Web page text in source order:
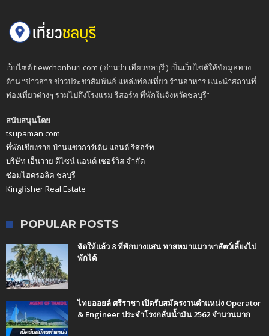
เว็บไซต์ tiewchonburi.com ( อ่านว่า เที่ยวชลบุรี ) เป็นเว็บไซต์ให้ข้อมูลทาง
ด้าน “ข่าวสาร ข่าวประชาสัมพันธ์ แหล่งท่องเที่ยว ร้านอาหาร แนะนำสถานที่
ท่องเที่ยวต่างๆ รวมไปถึงโรงแรม รีสอร์ท ที่พักในจังหวัดชลบุรี”
สนับสนุนโดย
tsupaman.com
ที่พักเชียงราย บ้านแซวการ์เด้น แอนด์ รีสอร์ท
บริษัท เอ็นวาย ดีไซน์ แอนด์ เซอร์วิส จำกัด
ซ่อมไฮดรอลิค ชลบุรี
Kingfisher Real Estate
POPULAR POSTS
จัดให้แล้ว 8 ที่พักบางแสน ทาสหมาแมว พาสัตว์เลี้ยงไป
พักได้
ไทยออยล์ ศรีราชา เปิดรับสมัครงานตำแหน่ง Operator
& Engineer ประจำโรงกลั่นน้ำมัน 2562 จำนวนมาก